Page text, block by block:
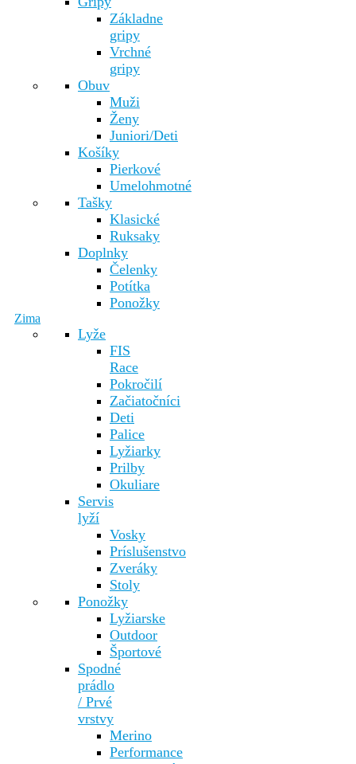
Základne
gripy
Vrchné
gripy
Obuv
Muži
Ženy
Juniori/Deti
Košíky
Pierkové
Umelohmotné
Tašky
Klasické
Ruksaky
Doplnky
Čelenky
Potítka
Ponožky
Zima
Lyže
FIS
Race
Pokročilí
Začiatočníci
Deti
Palice
Lyžiarky
Prilby
Okuliare
Servis
lyží
Vosky
Príslušenstvo
Zveráky
Stoly
Ponožky
Lyžiarske
Outdoor
Športové
Spodné
prádlo
/ Prvé
vrstvy
Merino
Performance